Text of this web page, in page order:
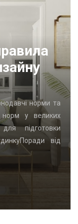
норми та
норм у великих
підготовки
від